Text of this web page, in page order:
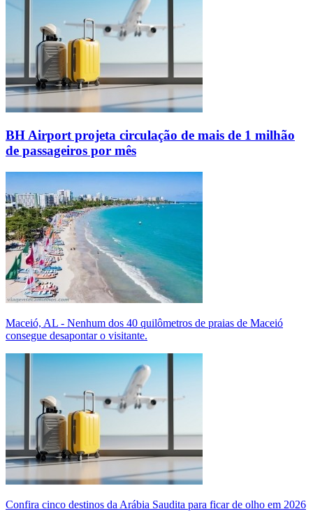
BH Airport projeta circulação de mais de 1 milhão
de passageiros por mês
Maceió, AL - Nenhum dos 40 quilômetros de praias de Maceió
consegue desapontar o visitante.
Confira cinco destinos da Arábia Saudita para ficar de olho em 2026